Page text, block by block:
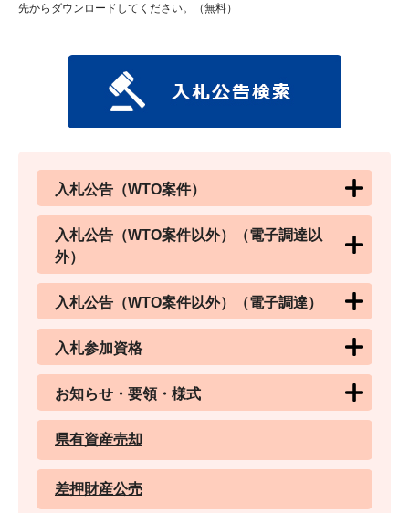
先からダウンロードしてください。（無料）
入札公告（WTO案件）
入札公告（WTO案件以外）（電子調達以
外）
入札公告（WTO案件以外）（電子調達）
入札参加資格
お知らせ・要領・様式
県有資産売却
差押財産公売